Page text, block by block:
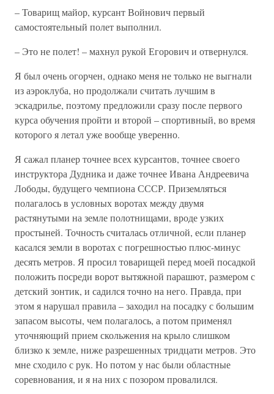
– Товарищ майор, курсант Войнович первый
самостоятельный полет выполнил.
– Это не полет! – махнул рукой Егорович и отвернулся.
Я был очень огорчен, однако меня не только не выгнали
из аэроклуба, но продолжали считать лучшим в
эскадрилье, поэтому предложили сразу после первого
курса обучения пройти и второй – спортивный, во время
которого я летал уже вообще уверенно.
Я сажал планер точнее всех курсантов, точнее своего
инструктора Дудника и даже точнее Ивана Андреевича
Лободы, будущего чемпиона СССР. Приземляться
полагалось в условных воротах между двумя
растянутыми на земле полотнищами, вроде узких
простыней. Точность считалась отличной, если планер
касался земли в воротах с погрешностью плюс-минус
десять метров. Я просил товарищей перед моей посадкой
положить посреди ворот вытяжной парашют, размером с
детский зонтик, и садился точно на него. Правда, при
этом я нарушал правила – заходил на посадку с большим
запасом высоты, чем полагалось, а потом применял
уточняющий прием скольжения на крыло слишком
близко к земле, ниже разрешенных тридцати метров. Это
мне сходило с рук. Но потом у нас были областные
соревнования, и я на них с позором провалился.